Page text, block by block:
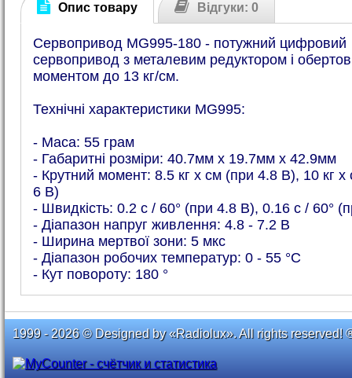
Опис товару Відгуки: 0
Сервопривод MG995-180 - потужний цифровий
сервопривод з металевим редуктором і
моментом до 13 кг/см.
Технічні характеристики MG995:
- Маса: 55 грам
- Габаритні розміри: 40.7мм х 19.7мм х 42.9мм
- Крутний момент: 8.5 кг х см (при 4.8 В), 10 кг х
6 В)
- Швидкість: 0.2 с / 60° (при 4.8 В), 0.16 с / 60°
- Діапазон напруг живлення: 4.8 - 7.2 В
- Ширина мертвої зони: 5 мкс
- Діапазон робочих температур: 0 - 55 °C
- Кут повороту: 180 °
1999 - 2026 © Designed by «Radiolux». All rights reserved!